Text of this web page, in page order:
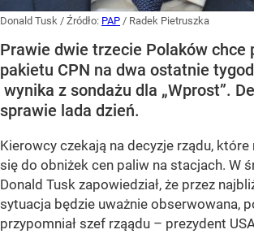
Donald Tusk / Źródło: PAP / Radek Pietruszka
Prawie dwie trzecie Polaków chce
pakietu CPN na dwa ostatnie
wynika z sondażu dla „Wprost”.
sprawie lada dzień.
Kierowcy czekają na decyzje rządu,
się do obniżek cen paliw na stacjach. W
Donald Tusk zapowiedział, że przez
sytuacja będzie uważnie obserwowana,
przypomniał szef rząądu – prezydent